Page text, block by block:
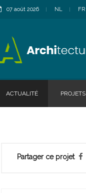
07 août 2026 NL FR
ACTUALITÉ PROJETS
Partager ce projet